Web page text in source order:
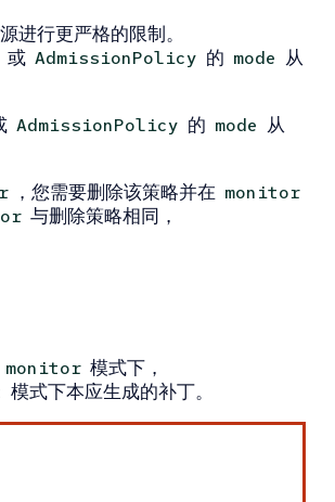
进行更严格的限制。
或 AdmissionPolicy 的 mode 从
AdmissionPolicy 的 mode 从
，您需要删除该策略并在 monitor
与删除策略相同，
monitor 模式下，
模式下本应生成的补丁。